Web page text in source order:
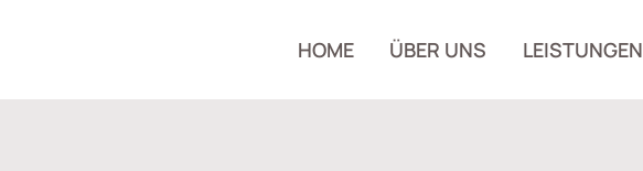
HOME ÜBER UNS LEISTUNGEN